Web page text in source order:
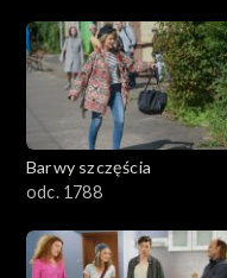
1101–1200
1001–1100
901–1000
801–900
Barwy szczęścia
odc. 1788